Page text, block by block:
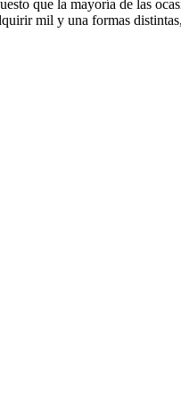
que la mayoría de las
mil y una formas